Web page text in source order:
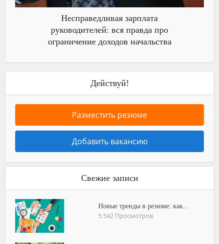
Несправедливая зарплата
руководителей: вся правда про
ограничение доходов начальства
Действуй!
Разместить резюме
Добавить вакансию
Свежие записи
Новые тренды в резюме: как...
5 542 Просмотров